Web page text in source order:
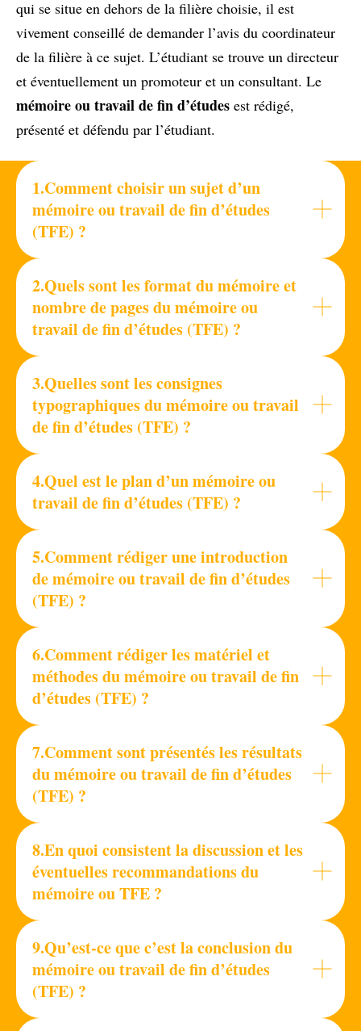
qui se situe en dehors de la filière choisie, il est
vivement conseillé de demander l’avis du coordinateur
de la filière à ce sujet. L’étudiant se trouve un directeur
et éventuellement un promoteur et un consultant. Le
mémoire ou travail de fin d’études est rédigé,
présenté et défendu par l’étudiant.
1.Comment choisir un sujet d’un
mémoire ou travail de fin d’études
(TFE) ?
2.Quels sont les format du mémoire et
nombre de pages du mémoire ou
travail de fin d’études (TFE) ?
3.Quelles sont les consignes
typographiques du mémoire ou travail
de fin d’études (TFE) ?
4.Quel est le plan d’un mémoire ou
travail de fin d’études (TFE) ?
5.Comment rédiger une introduction
de mémoire ou travail de fin d’études
(TFE) ?
6.Comment rédiger les matériel et
méthodes du mémoire ou travail de fin
d’études (TFE) ?
7.Comment sont présentés les résultats
du mémoire ou travail de fin d’études
(TFE) ?
8.En quoi consistent la discussion et les
éventuelles recommandations du
mémoire ou TFE ?
9.Qu’est-ce que c’est la conclusion du
mémoire ou travail de fin d’études
(TFE) ?